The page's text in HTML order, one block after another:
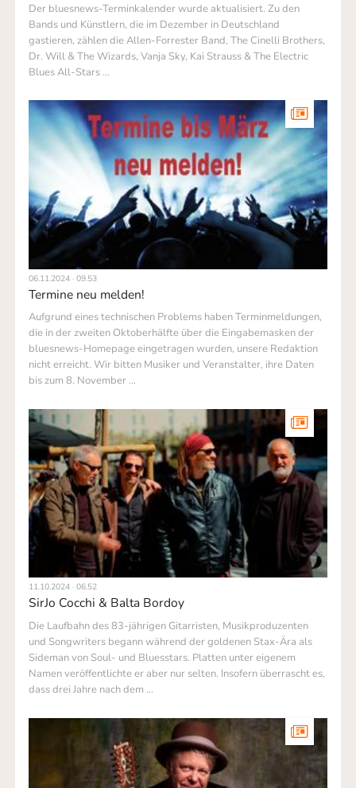
Der bluesnews-Terminkalender wurde aktualisiert. Zu den
Bands und Künstlern, die im Dezember in Deutschland
gastieren, zählen die Allen-Forrester Band, The Cinelli Brothers,
Dr. Will & The Wizards, Vanja Sky, Kai Strauss & The Electric
Blues All-Stars …
06.11.2024 · 09.53
Termine neu melden!
Aufgrund eines technischen Problems haben Terminmeldungen,
die in der zweiten Oktoberhälfte über die Eingabemasken der
bluesnews-Homepage eingetragen wurden, unsere Redaktion
nicht erreicht. Wir bitten Musiker und Veranstalter, ihre Daten
bis zum 8. November ...
11.10.2024 · 06.52
SirJo Cocchi & Balta Bordoy
Die Laufbahn des 83-jährigen Gitarristen, Musikproduzenten
und Songwriters begann während der goldenen Stax-Ära als
Sideman von Soul- und Bluesstars. Platten unter eigenem
Namen veröffentlichte er aber nur selten. Insofern überrascht es,
dass drei Jahre nach dem …